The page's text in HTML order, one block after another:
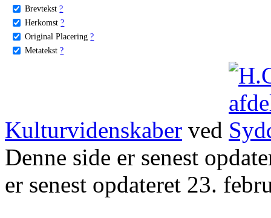
Brevtekst ?
Herkomst ?
Original Placering ?
Metatekst ?
Kulturvidenskaber ved
Denne side er senest
er senest opdateret 23.